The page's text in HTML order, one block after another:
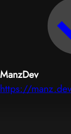
ManzDev
https://